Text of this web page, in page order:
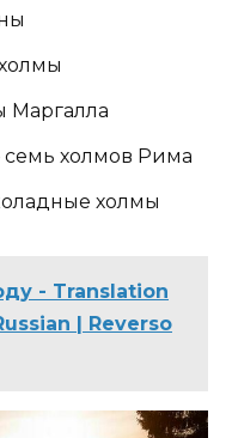
Маргалла
семь холмов Рима
холмы
- Translation
| Reverso